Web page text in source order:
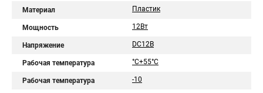
Материал Пластик
Мощность 12Вт
Напряжение DC12В
Рабочая температура °C+55°C
Рабочая температура -10